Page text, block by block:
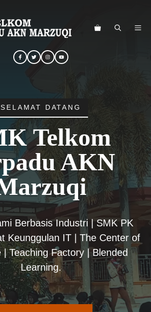
SELAMAT DATANG
Telkom
AKN
Berbasis Industri | SMK PK
Keunggulan IT | The Center of
| Teaching Factory | Blended
Learning.